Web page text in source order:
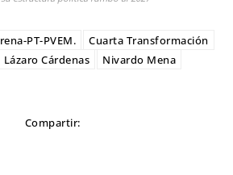
PT-PVEM.
Cuarta Transformación
Lázaro Cárdenas
Nivardo Mena
Compartir: